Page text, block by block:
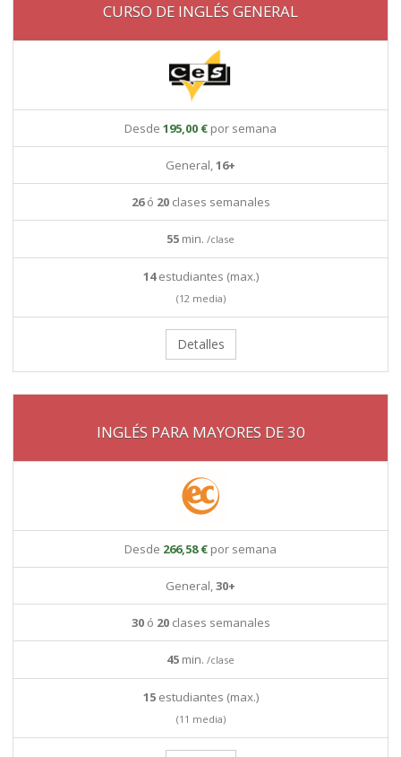
CURSO DE INGLÉS GENERAL
Desde 195,00 € por semana
General,16+
26ó 20clases semanales
55 min. /clase
14estudiantes (max.)
(12 media)
Detalles
INGLÉS PARA MAYORES DE 30
Desde 266,58 € por semana
General,30+
30ó 20clases semanales
45 min. /clase
15estudiantes (max.)
(11 media)